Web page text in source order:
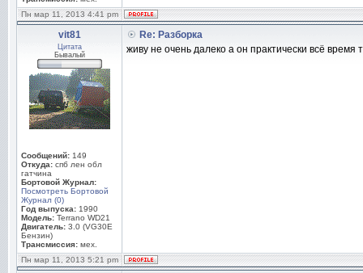
Пн мар 11, 2013 4:41 pm
vit81
Цитата
Бывалый
Сообщений: 149
Откуда: спб лен обл
гатчина
Бортовой Журнал:
Посмотреть Бортовой
Журнал (0)
Год выпуска: 1990
Модель: Terrano WD21
Двигатель: 3.0 (VG30E
Бензин)
Трансмиссия: мех.
Re: Разборка
живу не очень далеко а он практически всё
Пн мар 11, 2013 5:21 pm